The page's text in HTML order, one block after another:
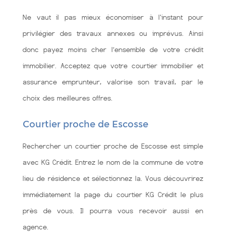
Ne vaut il pas mieux économiser à l'instant pour
privilégier des travaux annexes ou imprévus. Ainsi
donc payez moins cher l’ensemble de votre crédit
immobilier. Acceptez que votre courtier immobilier et
assurance emprunteur, valorise son travail, par le
choix des meilleures offres.
Courtier proche de Escosse
Rechercher un courtier proche de Escosse est simple
avec KG Crédit. Entrez le nom de la commune de votre
lieu de résidence et sélectionnez la. Vous découvrirez
immédiatement la page du courtier KG Crédit le plus
près de vous. Il pourra vous recevoir aussi en
agence.